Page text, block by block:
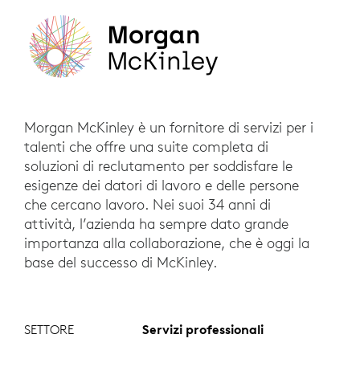
Morgan McKinley è un fornitore di servizi per i
talenti che offre una suite completa di
soluzioni di reclutamento per soddisfare le
esigenze dei datori di lavoro e delle persone
che cercano lavoro. Nei suoi 34 anni di
attività, l’azienda ha sempre dato grande
importanza alla collaborazione, che è oggi la
base del successo di McKinley.
SETTORE Servizi professionali